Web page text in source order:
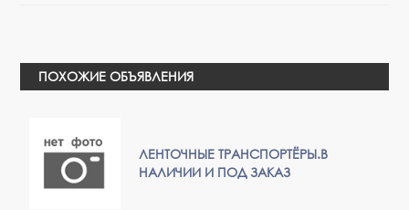
ПОХОЖИЕ ОБЪЯВЛЕНИЯ
ЛЕНТОЧНЫЕ ТРАНСПОРТЁРЫ.В
НАЛИЧИИ И ПОД ЗАКАЗ